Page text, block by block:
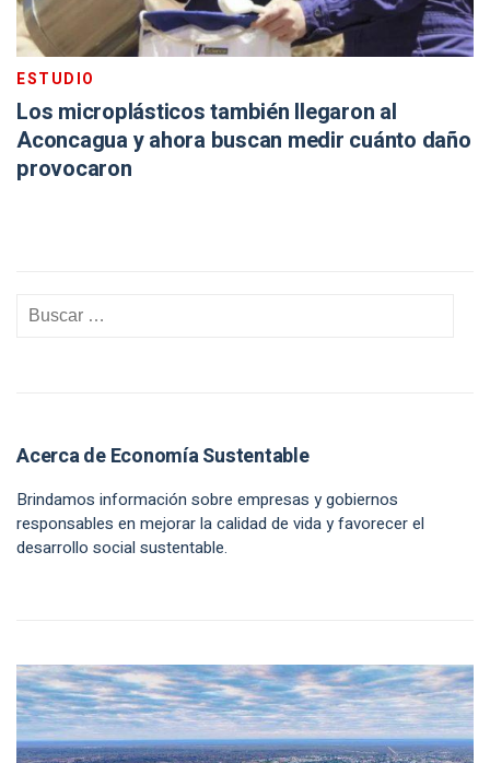
ESTUDIO
Los microplásticos también llegaron al
Aconcagua y ahora buscan medir cuánto daño
provocaron
Acerca de Economía Sustentable
Brindamos información sobre empresas y gobiernos
responsables en mejorar la calidad de vida y favorecer el
desarrollo social sustentable.